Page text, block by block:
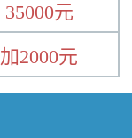
35000元
加2000元